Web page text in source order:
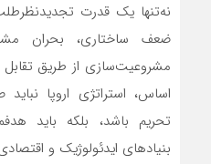
نه‌تنها یک قدرت
ضعف ساختاری، بحران
مشروعیت‌سازی از طریق
اساس، استراتژی اروپا نباید
تحریم باشد، بلکه باید
بنیادهای ایدئولوژیک و